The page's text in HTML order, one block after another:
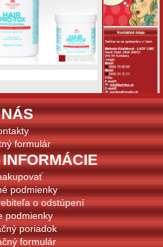
formulár
podmienky
o odstúpení
podmienky
poriadok
formulár